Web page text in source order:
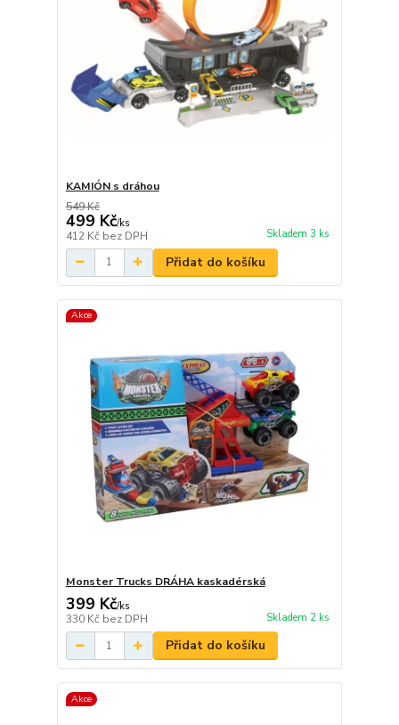
KAMIÓN s dráhou
549 Kč
499 Kč/ks
412 Kč bez DPH Skladem 3 ks
Přidat do košíku
Akce
Monster Trucks DRÁHA kaskadérská
399 Kč/ks
330 Kč bez DPH Skladem 2 ks
Přidat do košíku
Akce